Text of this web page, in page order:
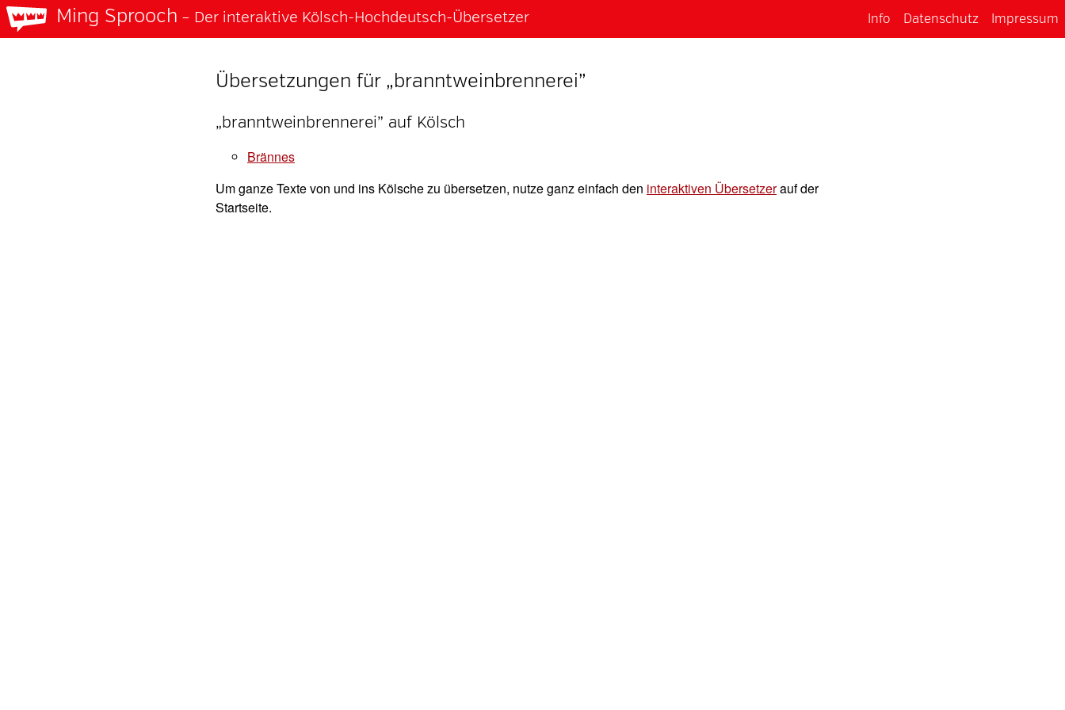
Ming Sprooch – Der interaktive Kölsch-Hochdeutsch-Übersetzer Info Datenschutz Impressum
Übersetzungen für „branntweinbrennerei”
„branntweinbrennerei” auf Kölsch
brännes
Um ganze Texte von und ins Kölsche zu übersetzen, nutze ganz einfach den interaktiven Übersetzerauf der
Startseite.